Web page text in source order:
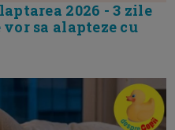
2026 - 3 zile
sa alapteze cu